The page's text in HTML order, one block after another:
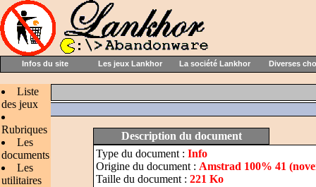
Infos du site Les jeux Lankhor La société Lankhor Diverses
Liste
des jeux
Rubriques
Les
documents
Les
utilitaires
Description du document
Type du document : Info
Origine du document : Amstrad 100% 41
Taille du document : 221 Ko